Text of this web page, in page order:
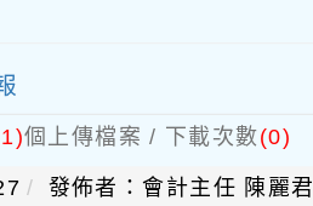
個上傳檔案 / 下載次數(0)
發佈者：會計主任 陳麗君